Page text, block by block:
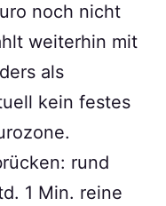
noch nicht
weiterhin mit
als
kein festes
rund
1 Min. reine